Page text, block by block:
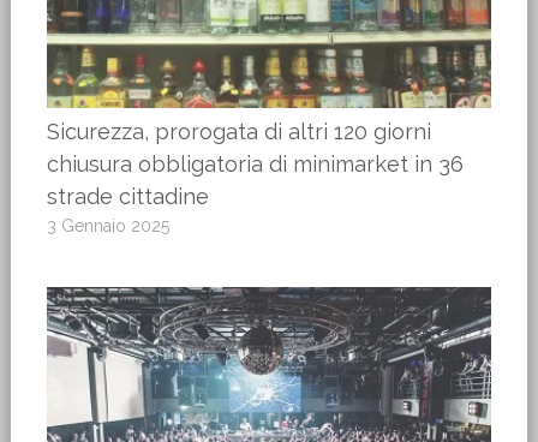
Sicurezza, prorogata di altri 120 giorni
chiusura obbligatoria di minimarket in 36
strade cittadine
3 Gennaio 2025